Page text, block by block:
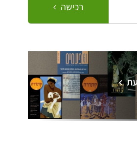
רכישה
עת